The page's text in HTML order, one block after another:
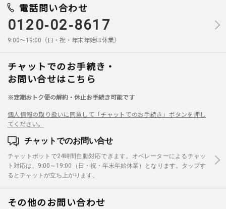
電話問い合わせ
0120-02-8617
9:00～19:00（日・祝・年末年始は休業）
チャットでのお手続き・
お問い合せはこちら
※定期おトク便の解約・休止お手続き可能です
個人情報の取り扱いに同意して「チャットでのお手続き」ボタンを押し
てください。
チャットでのお問い合せ
チャットボットで24時間自動対応できます。オペレーターによるチャッ
ト対応は、9:00～19:00（日・祝・年末年始休業）となります。タップす
るとチャットが立ち上がります。
その他のお問い合わせ